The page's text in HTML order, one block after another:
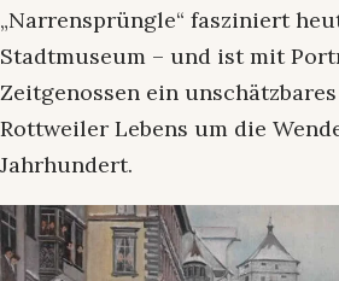
„Narrensprüngle“ fasziniert
Stadtmuseum – und ist mit
Zeitgenossen ein
Rottweiler Lebens um die
Jahrhundert.